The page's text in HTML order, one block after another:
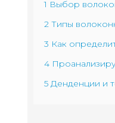
1 Выбор
2 Типы
3 Как
4
5 Денденции и